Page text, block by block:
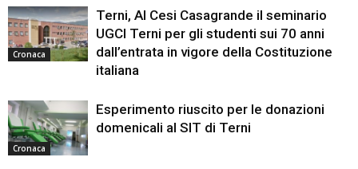
Cronaca
Terni, Al Cesi Casagrande il seminario
UGCI Terni per gli studenti sui 70 anni
dall’entrata in vigore della Costituzione
italiana
Cronaca
Esperimento riuscito per le donazioni
domenicali al SIT di Terni